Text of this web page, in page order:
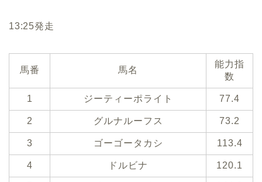
13:25発走
馬番 馬名
能力指
数
1 ジーティーポライト 77.4
2 グルナルーフス 73.2
3 ゴーゴータカシ 113.4
4 ドルビナ 120.1